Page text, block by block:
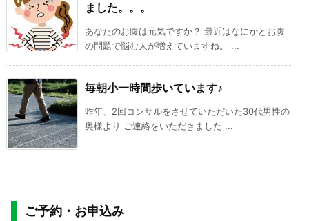
ました。。。
あなたのお腹は元気ですか？ 最近はなにかとお腹
の問題で悩む人が増えていますね。 ...
毎朝小一時間歩いています♪
昨年、2回コンサルをさせていただいた30代男性の
奥様より ご連絡をいただきました ...
ご予約・お申込み